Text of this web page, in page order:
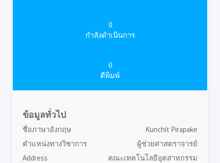
0
กำลังดำเนินการ
0
ตีพิมพ์
ข้อมูลทั่วไป
ชื่อภาษาอังกฤษ
Kunchit Pirapake
ตำแหน่งทางวิชาการ
ผู้ช่วยศาสตราจารย์
Address
คณะเทคโนโลยีอุตสาหกรรม